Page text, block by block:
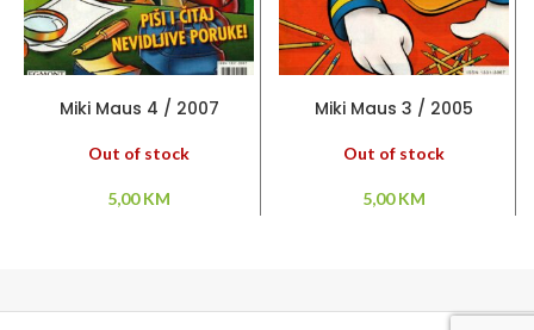
Miki Maus 4 / 2007
Out of stock
5,00KM
Miki Maus 3 / 2005
Out of stock
5,00KM